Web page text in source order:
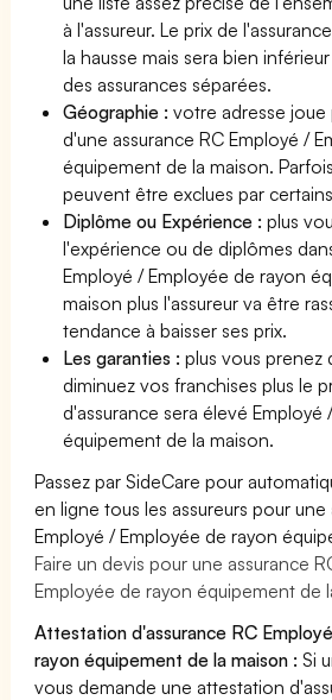
à l'assureur. Le prix de
la hausse mais sera bien
des assurances séparées.
Géographie :votre adresse joue
d'une assurance RC Employé /
équipement de la maison.
peuvent être exclues par
Diplôme ou Expérience :plus
l'expérience ou de diplômes
Employé / Employée de rayon
maison plus l'assureur va être
tendance à baisser ses prix.
Les garanties :plus vous prenez
diminuez vos franchises plus le
d'assurance sera élevé Employé
équipement de la maison.
Passez par SideCare pour
en ligne tous les assureurs pour une
Employé / Employée de rayon
Faire un devis pour une assurance
Employée de rayon équipement de
Attestation d'assurance RC
rayon équipement de la maison : Si
vous demande une attestation